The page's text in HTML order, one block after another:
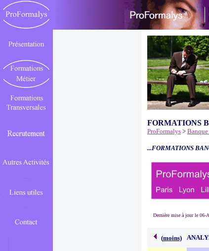
FORMATIONS
ProFormalys > Banque
...FORMATIONS
Dernière mise à jour le 06-
(moins)